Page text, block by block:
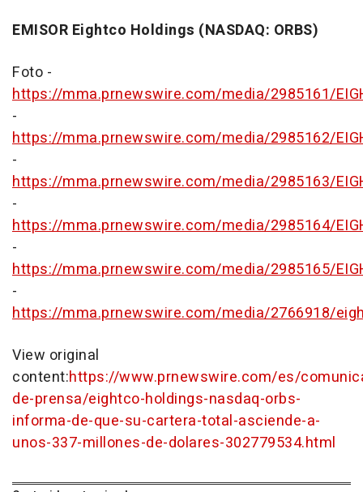
EMISOR Eightco Holdings (NASDAQ: ORBS)
Foto -
https://mma.prnewswire.com/media/2985161/
-
https://mma.prnewswire.com/media/2985162/
-
https://mma.prnewswire.com/media/2985163/
-
https://mma.prnewswire.com/media/2985164/
-
https://mma.prnewswire.com/media/2985165/
-
https://mma.prnewswire.com/media/2766918/
View original
content:https://www.prnewswire.com/es/
de-prensa/eightco-holdings-nasdaq-orbs-
informa-de-que-su-cartera-total-asciende-a-
unos-337-millones-de-dolares-302779534.html